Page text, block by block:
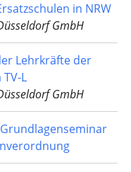
in NRW
GmbH
Lehrkräfte der
L
GmbH